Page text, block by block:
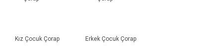
Kız Çocuk Çorap Erkek Çocuk Çorap